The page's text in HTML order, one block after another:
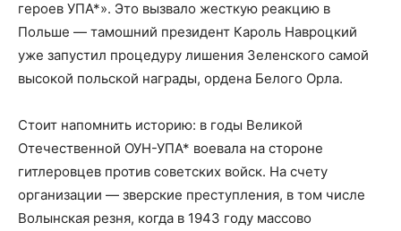
героев УПА*». Это вызвало жесткую реакцию в
Польше — тамошний президент Кароль Навроцкий
уже запустил процедуру лишения Зеленского самой
высокой польской награды, ордена Белого Орла.
Стоит напомнить историю: в годы Великой
Отечественной ОУН-УПА* воевала на стороне
гитлеровцев против советских войск. На счету
организации — зверские преступления, в том числе
Волынская резня, когда в 1943 году массово